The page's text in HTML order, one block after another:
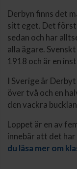
Derbyn finns det
sitt eget. Det
sedan och har
alla ägare.
1918 och är en
I Sverige är
över två och en
den vackra
Loppet är en av
innebär att det
du läsa mer om